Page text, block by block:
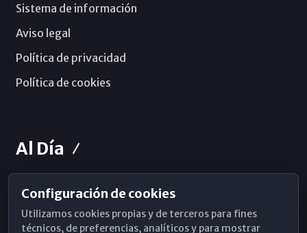
Sistema de información
Aviso legal
Política de privacidad
Política de cookies
Al Día
Horarios de Misa
Hemeroteca
Configuración de cookies
Utilizamos cookies propias y de terceros para fines
técnicos, de preferencias, analíticos y para mostrar